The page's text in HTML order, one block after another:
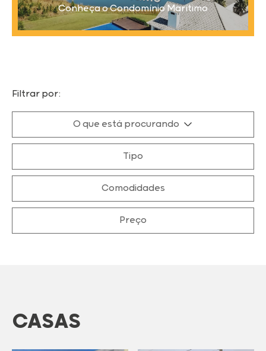
Conheça o Condomínio Marítimo
Filtrar por:
O que está procurando
Tipo
Comodidades
Preço
CASAS